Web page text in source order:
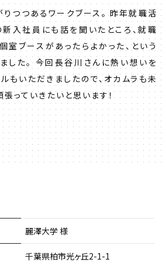
つつあるワークブース。 昨年就職活
入社員にも話を聞いたところ、就職
ブースがあったらよかった、という
した。 今回長谷川さんに熱い想いを
もいただきましたので、オカムラも未
っていきたいと思います！
麗澤大学 様
千葉県柏市光ヶ丘2-1-1